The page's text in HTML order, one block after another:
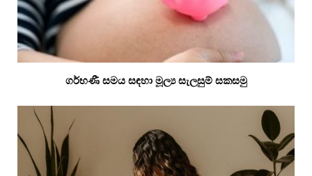
ගර්භණී සමය සඳහා මූල්‍ය සැලසුම් සකසමු